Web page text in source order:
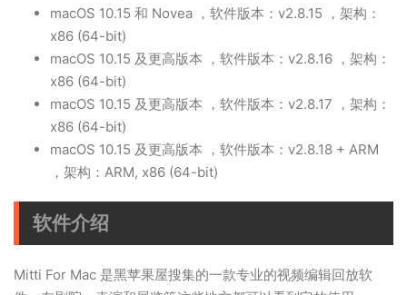
macOS 10.15 和 Novea ，软件版本：v2.8.15 ，架构：
x86 (64-bit)
macOS 10.15 及更高版本 ，软件版本：v2.8.16 ，架构：
x86 (64-bit)
macOS 10.15 及更高版本 ，软件版本：v2.8.17 ，架构：
x86 (64-bit)
macOS 10.15 及更高版本 ，软件版本：v2.8.18 + ARM
，架构：ARM, x86 (64-bit)
软件介绍
Mitti For Mac 是黑苹果屋搜集的一款专业的视频编辑回放软